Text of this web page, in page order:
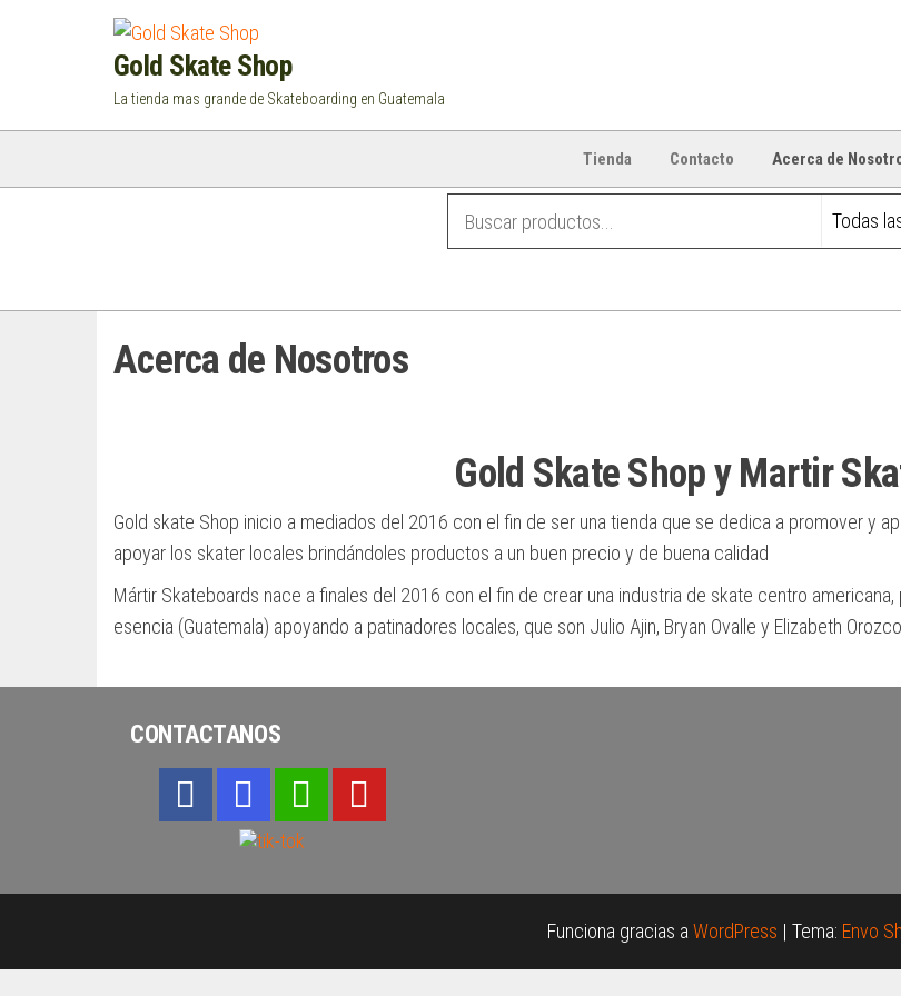
Gold Skate Shop
La tienda mas grande de Skateboarding en Guatemala
Tienda Contacto Acerca de
Acerca de Nosotros
Gold Skate Shop y Martir
Gold skate Shop inicio a mediados del 2016 con el fin de ser una tienda que se dedica a promover y
apoyar los skater locales brindándoles productos a un buen precio y de buena calidad
Mártir Skateboards nace a finales del 2016 con el fin de crear una industria de skate centro
esencia (Guatemala) apoyando a patinadores locales, que son Julio Ajin, Bryan Ovalle y Elizabeth
CONTACTANOS
Funciona gracias aWordPress | Tema: Envo